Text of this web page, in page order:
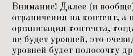
Внимание! Далее (и
ограничения на контент, а
организация контента,
не будет уровней, это
уровней будет полосочку